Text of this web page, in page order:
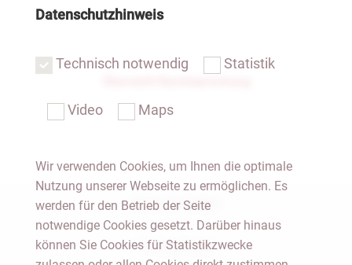
Notar Dresden
Fachgebiete
Datenschutzhinweis
Technisch notwendig Statistik
Video Maps
Wir verwenden Cookies, um Ihnen die optimale
Nutzung unserer Webseite zu ermöglichen. Es
werden für den Betrieb der Seite
notwendige Cookies gesetzt. Darüber hinaus
können Sie Cookies für Statistikzwecke